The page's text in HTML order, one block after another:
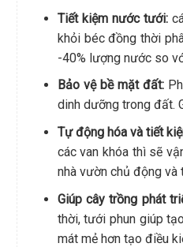
Tiết kiệm nước tưới:
khỏi béc đồng thời
-40% lượng nước so
Bảo vệ bề mặt đất:
dinh dưỡng trong đất.
Tự động hóa và tiết
các van khóa thì sẽ
nhà vườn chủ động và
Giúp cây trồng phát
thời, tưới phun giúp
mát mẻ hơn tạo điều